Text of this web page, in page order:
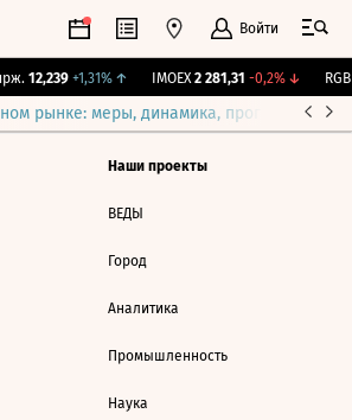
Войти
12,239 +1,31%↑ IMOEX 2 281,31 -0,2%↓
рынке: меры, динамика, прогнозы
Наши проекты
ВЕДЫ
Город
Аналитика
Промышленность
Наука